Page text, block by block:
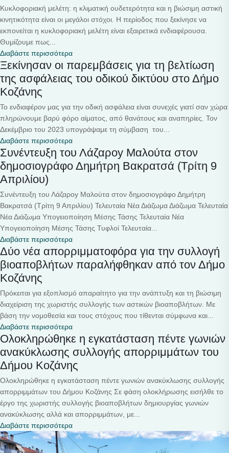
Κυκλοφοριακή μελέτη: η κλιματική ουδετερότητα και η βιώσιμη αστική
κινητικότητα είναι οι μεγάλοι στόχοι. Η περίοδος που ξεκίνησε να
εκπονείται η κυκλοφοριακή μελέτη είναι εξαιρετικά ενδιαφέρουσα.
Θυμίζουμε πως...
Διαβάστε περισσότερα
Ξεκίνησαν οι παρεμβάσεις για τη βελτίωση
της ασφάλειας του οδικού δικτύου στο Δήμο
Κοζάνης
Το ενδιαφέρον μας για την οδική ασφάλεια είναι συνεχές γιατί σαν χώρα
πληρώνουμε βαρύ φόρο αίματος, από θανάτους και αναπηρίες. Τον
Δεκέμβριο του 2023 υπογράψαμε τη σύμβαση του...
Διαβάστε περισσότερα
Συνέντευξη του Λάζαροy Μαλούτα στον
δημοσιογράφο Δημήτρη Βακρατσά (Τρίτη 9
Απριλίου)
Συνέντευξη του Λάζαροy Μαλούτα στον δημοσιογράφο Δημήτρη
Βακρατσά (Τρίτη 9 Απριλίου) Τελευταία Νέα Διάζωμα Διάζωμα Τελευταία
Νέα Διάζωμα Υπογειοποίηση Μέσης Τάσης Τελευταία Νέα
Υπογειοποίηση Μέσης Τάσης Τυφλοί Τελευταία...
Διαβάστε περισσότερα
Δύο νέα απορριμματοφόρα για την συλλογή
βιοαποβλήτων παραλήφθηκαν από τον Δήμο
Κοζάνης
Πρόκειται για εξοπλισμό απαραίτητο για την ανάπτυξη και τη βιώσιμη
διαχείριση της χωριστής συλλογής των αστικών βιοαποβλήτων. Με
βάση την νομοθεσία και τους στόχους που τίθενται σύμφωνα και...
Διαβάστε περισσότερα
Ολοκληρώθηκε η εγκατάσταση πέντε γωνιών
ανακύκλωσης συλλογής απορριμμάτων του
Δήμου Κοζάνης
Ολοκληρώθηκε η εγκατάσταση πέντε γωνιών ανακύκλωσης συλλογής
απορριμμάτων του Δήμου Κοζάνης Σε φάση ολοκλήρωσης εισήλθε το
έργο της χωριστής συλλογής βιοαποβλήτων δημιουργίας γωνιών
ανακύκλωσης αλλά και απορριμμάτων, με...
Διαβάστε περισσότερα